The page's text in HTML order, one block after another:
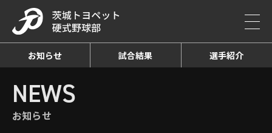
お知らせ 試合結果 選手紹介
HOME お知らせ詳細
NEWS
お知らせ